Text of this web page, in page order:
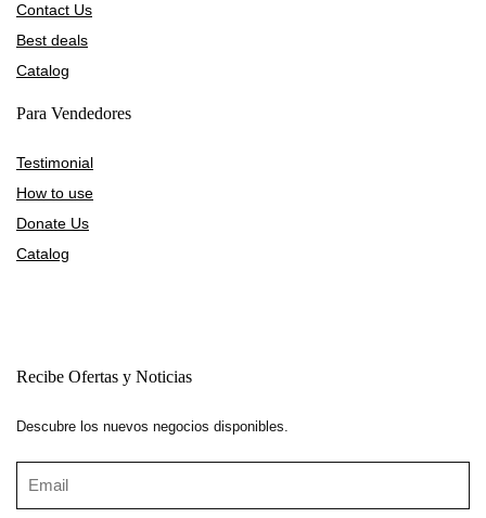
Contact Us
Best deals
Catalog
Para Vendedores
Testimonial
How to use
Donate Us
Catalog
Recibe Ofertas y Noticias
Descubre los nuevos negocios disponibles.